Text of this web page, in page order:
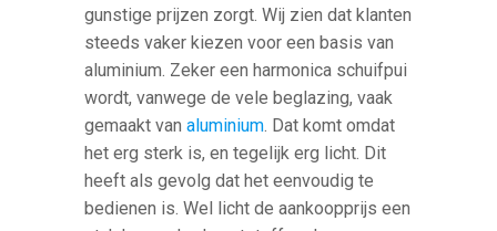
gunstige prijzen zorgt. Wij zien dat klanten
steeds vaker kiezen voor een basis van
aluminium. Zeker een harmonica schuifpui
wordt, vanwege de vele beglazing, vaak
gemaakt vanaluminium. Dat komt omdat
het erg sterk is, en tegelijk erg licht. Dit
heeft als gevolg dat het eenvoudig te
bedienen is. Wel licht de aankoopprijs een